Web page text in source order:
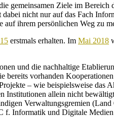
gemeinsamen Ziele im
nicht nur auf das Fach
ihrem persönlichen Weg zu
erstmals erhalten. Im Mai 2018
und die nachhaltige
vorhanden
– wie beispielsweise
allein nicht
Verwaltungsgremien
Informatik und Digitale